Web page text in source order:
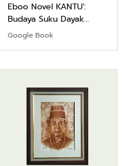
Eboo Novel KANTU':
Budaya Suku Dayak
Borneo
Google Book